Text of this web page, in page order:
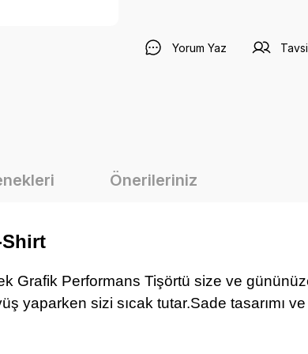
Yorum Yaz
Önerileriniz
Shirt
Grafik Performans Tişörtü size ve
yaparken sizi sıcak tutar.Sade tasarımı